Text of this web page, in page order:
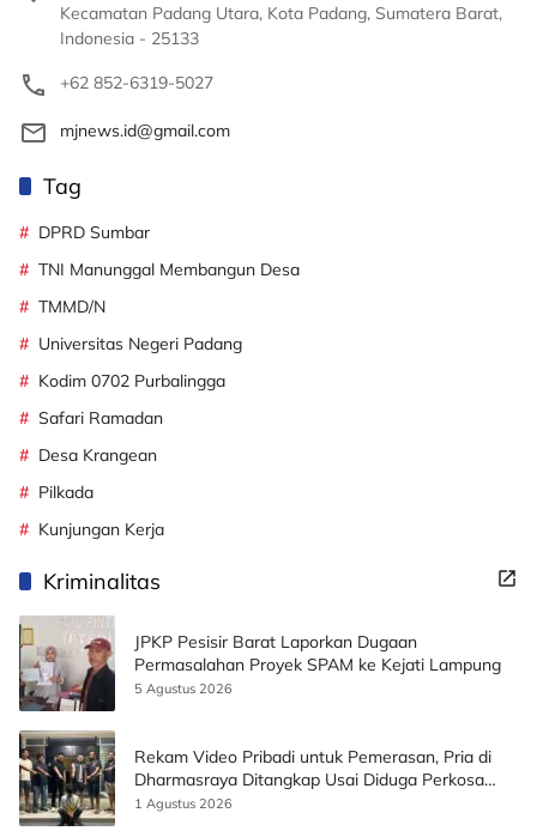
Kecamatan Padang Utara, Kota Padang, Sumatera Barat,
Indonesia - 25133
+62 852-6319-5027
mjnews.id@gmail.com
Tag
DPRD Sumbar
TNI Manunggal Membangun Desa
TMMD/N
Universitas Negeri Padang
Kodim 0702 Purbalingga
Safari Ramadan
Desa Krangean
Pilkada
Kunjungan Kerja
Kriminalitas
JPKP Pesisir Barat Laporkan Dugaan
Permasalahan Proyek SPAM ke Kejati Lampung
5 Agustus 2026
Rekam Video Pribadi untuk Pemerasan, Pria di
Dharmasraya Ditangkap Usai Diduga Perkosa
Korban
1 Agustus 2026